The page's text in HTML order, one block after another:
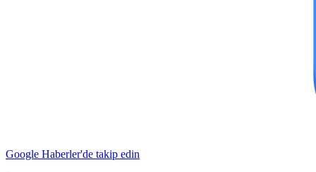
Google Haberler'de takip edin